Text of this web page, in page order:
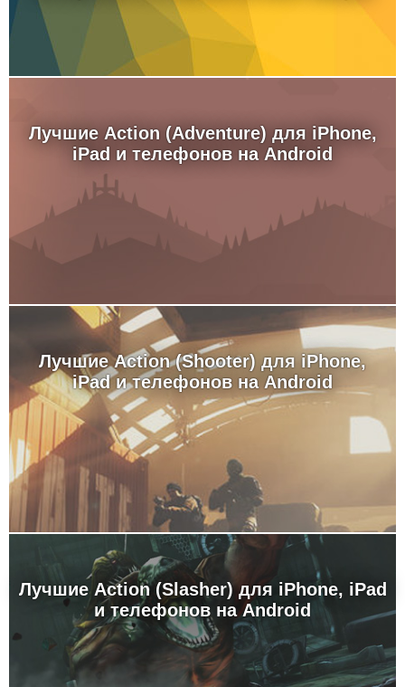
Лучшие Action (Adventure) для iPhone,
iPad и телефонов на Android
Лучшие Action (Shooter) для iPhone,
iPad и телефонов на Android
Лучшие Action (Slasher) для iPhone, iPad
и телефонов на Android